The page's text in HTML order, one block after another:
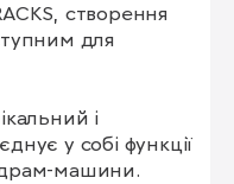
створення
для
і
у собі функції
машини.